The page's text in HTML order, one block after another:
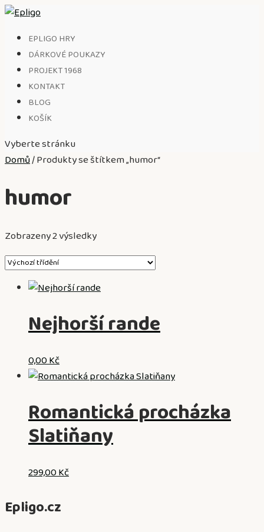
EPLIGO HRY
DÁRKOVÉ POUKAZY
PROJEKT 1968
KONTAKT
BLOG
KOŠÍK
Vyberte stránku
Domů/ Produkty se štítkem „humor“
humor
Zobrazeny 2 výsledky
Nejhorší rande
0,00Kč
Romantická procházka
Slatiňany
299,00Kč
Epligo.cz